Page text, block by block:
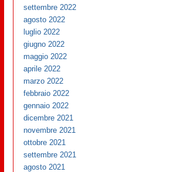
settembre 2022
agosto 2022
luglio 2022
giugno 2022
maggio 2022
aprile 2022
marzo 2022
febbraio 2022
gennaio 2022
dicembre 2021
novembre 2021
ottobre 2021
settembre 2021
agosto 2021